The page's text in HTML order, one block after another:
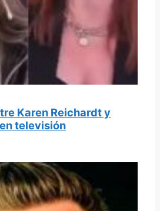
Karen Reichardt y
televisión